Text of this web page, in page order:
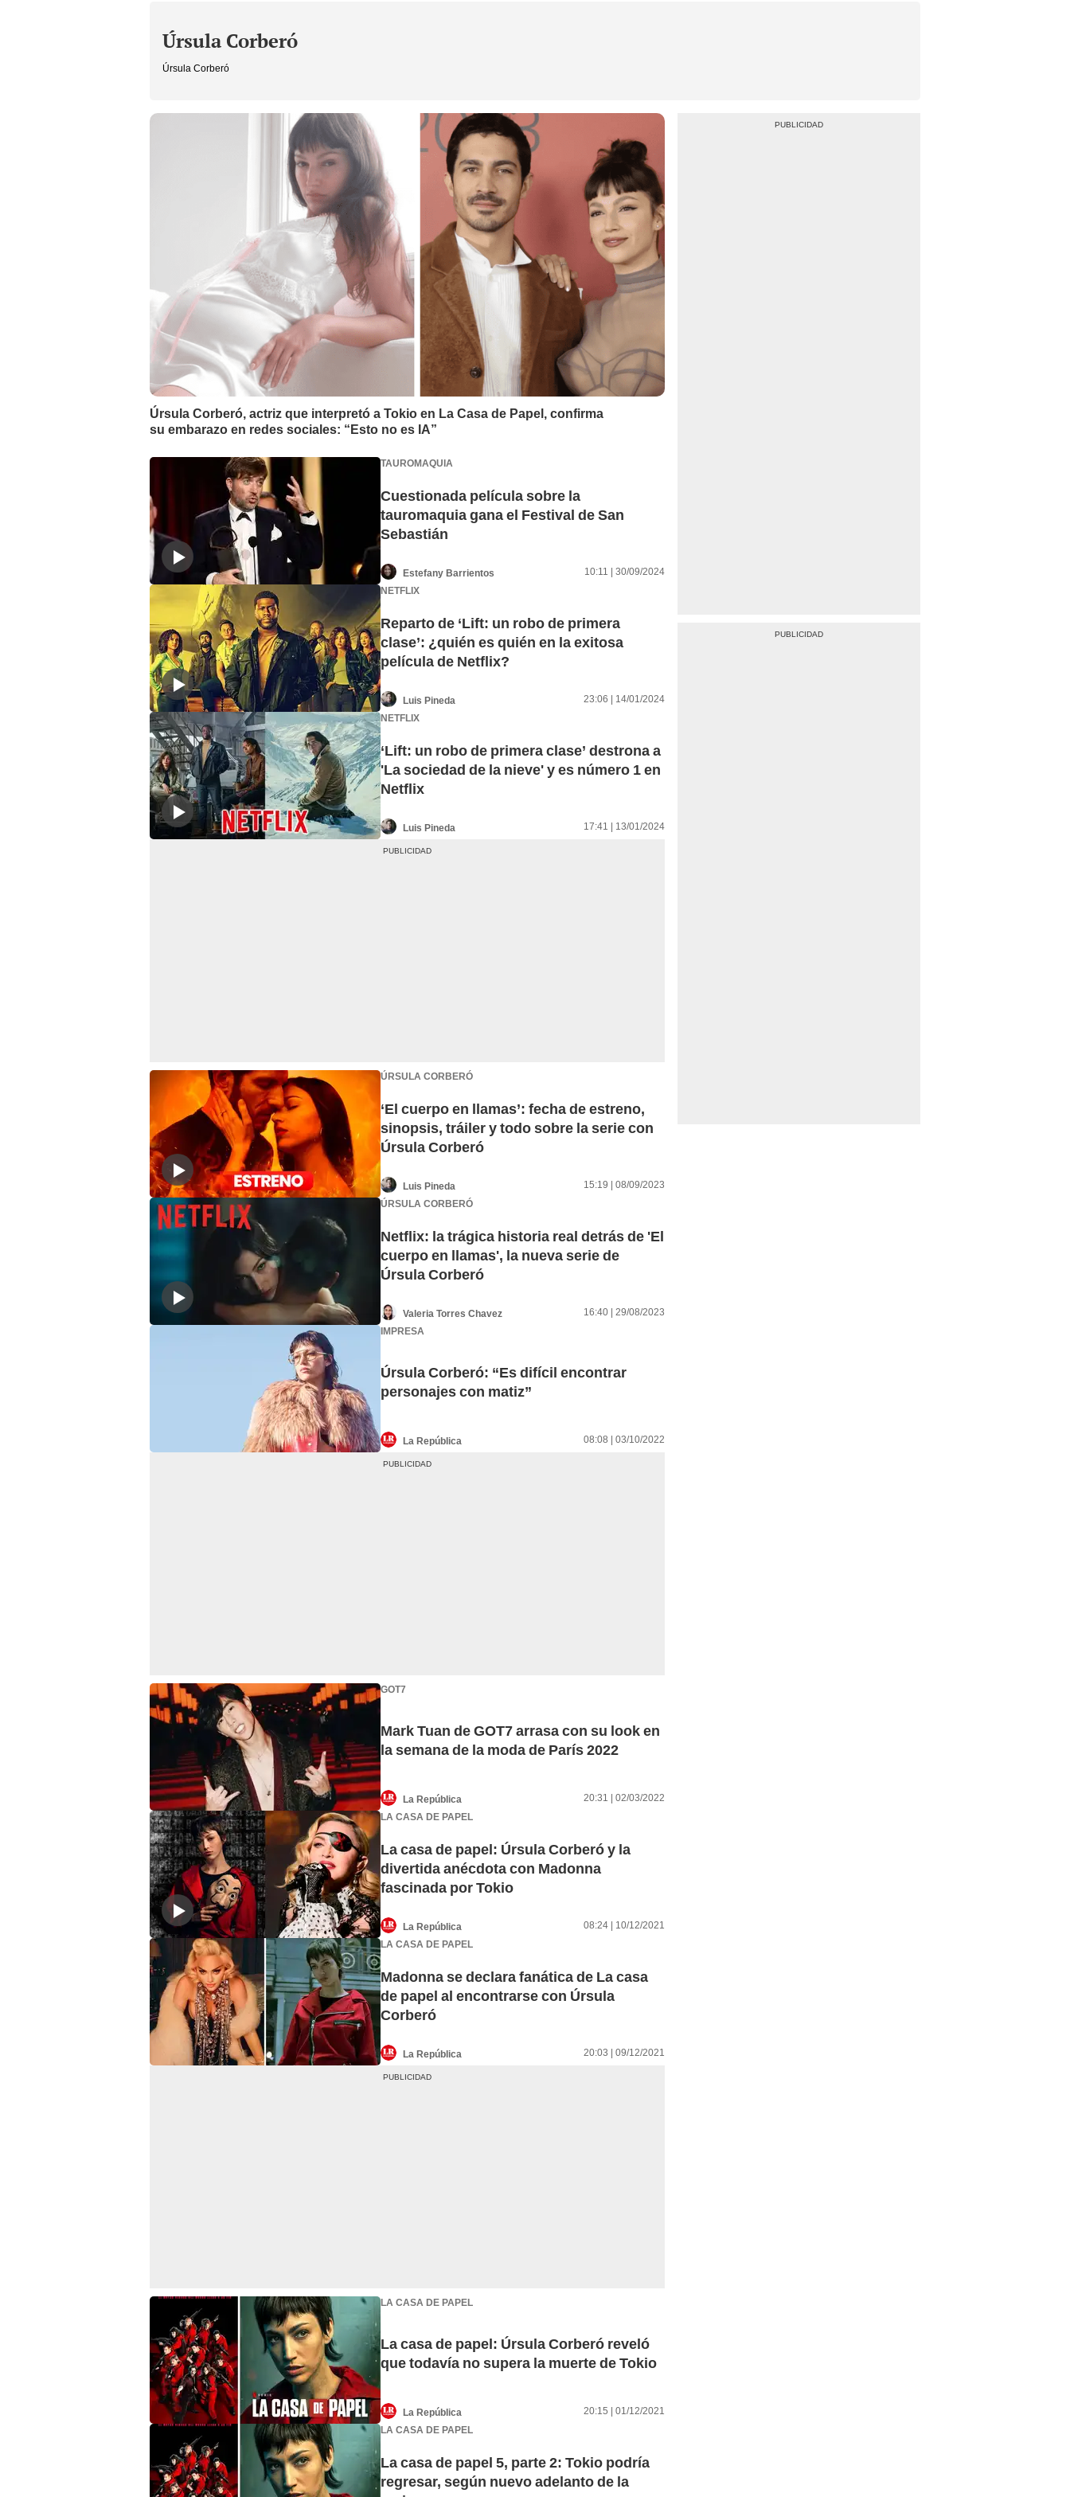
Úrsula Corberó
Úrsula Corberó
Úrsula Corberó, actriz que interpretó a Tokio en La Casa de Papel, confirma
su embarazo en redes sociales: “Esto no es IA”
TAUROMAQUIA
Cuestionada película sobre la
tauromaquia gana el Festival de San
Sebastián
Estefany Barrientos
10:11 | 30/09/2024
NETFLIX
Reparto de ‘Lift: un robo de primera
clase’: ¿quién es quién en la exitosa
película de Netflix?
Luis Pineda
23:06 | 14/01/2024
NETFLIX
‘Lift: un robo de primera clase’ destrona a
'La sociedad de la nieve' y es número 1 en
Netflix
Luis Pineda 17:41 | 13/01/2024
ÚRSULA CORBERÓ
‘El cuerpo en llamas’: fecha de estreno,
sinopsis, tráiler y todo sobre la serie con
Úrsula Corberó
Luis Pineda
15:19 | 08/09/2023
ÚRSULA CORBERÓ
Netflix: la trágica historia real detrás de 'El
cuerpo en llamas', la nueva serie de
Úrsula Corberó
Valeria Torres Chavez
16:40 | 29/08/2023
IMPRESA
Úrsula Corberó: “Es difícil encontrar
personajes con matiz”
La República 08:08 | 03/10/2022
GOT7
Mark Tuan de GOT7 arrasa con su look en
la semana de la moda de París 2022
La República
20:31 | 02/03/2022
LA CASA DE PAPEL
La casa de papel: Úrsula Corberó y la
divertida anécdota con Madonna
fascinada por Tokio
La República
08:24 | 10/12/2021
LA CASA DE PAPEL
Madonna se declara fanática de La casa
de papel al encontrarse con Úrsula
Corberó
La República 20:03 | 09/12/2021
LA CASA DE PAPEL
La casa de papel: Úrsula Corberó reveló
que todavía no supera la muerte de Tokio
La República
20:15 | 01/12/2021
LA CASA DE PAPEL
La casa de papel 5, parte 2: Tokio podría
regresar, según nuevo adelanto de la